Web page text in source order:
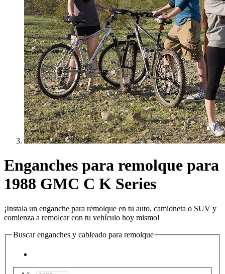
Enganches para remolque para
1988 GMC C K Series
¡Instala un enganche para remolque en tu auto, camioneta o SUV y
comienza a remolcar con tu vehículo hoy mismo!
Buscar enganches y cableado para remolque